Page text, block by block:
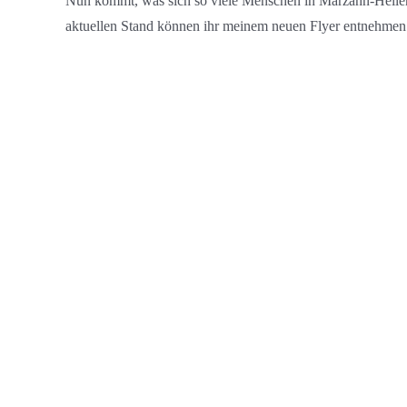
aktuellen Stand können ihr meinem neuen Flyer